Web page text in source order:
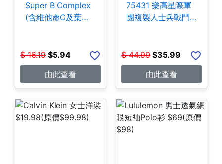
Super B Complex
(含維他命C及葉酸)
$ 16.19 $5.94
由此查看
75431 樂高星際軍
團複製人士兵戰鬥
$ 44.99 $35.99
由此查看